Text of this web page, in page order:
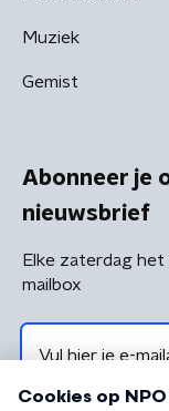
Muziek
Gemist
Abonneer je
nieuwsbrief
Elke zaterdag het
mailbox